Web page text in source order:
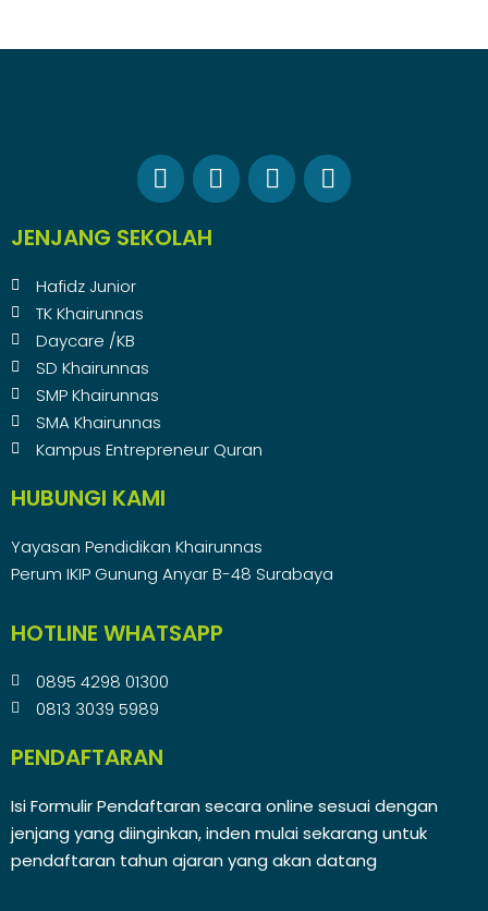
JENJANG SEKOLAH
Hafidz Junior
TK Khairunnas
Daycare /KB
SD Khairunnas
SMP Khairunnas
SMA Khairunnas
Kampus Entrepreneur Quran
HUBUNGI KAMI
Yayasan Pendidikan Khairunnas
Perum IKIP Gunung Anyar B-48 Surabaya
HOTLINE WHATSAPP
0895 4298 01300
0813 3039 5989
PENDAFTARAN
Isi Formulir Pendaftaran secara online sesuai dengan
jenjang yang diinginkan, inden mulai sekarang untuk
pendaftaran tahun ajaran yang akan datang